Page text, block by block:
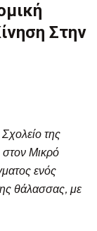
Στην
της
Μικρό
ενός
θάλασσας, με